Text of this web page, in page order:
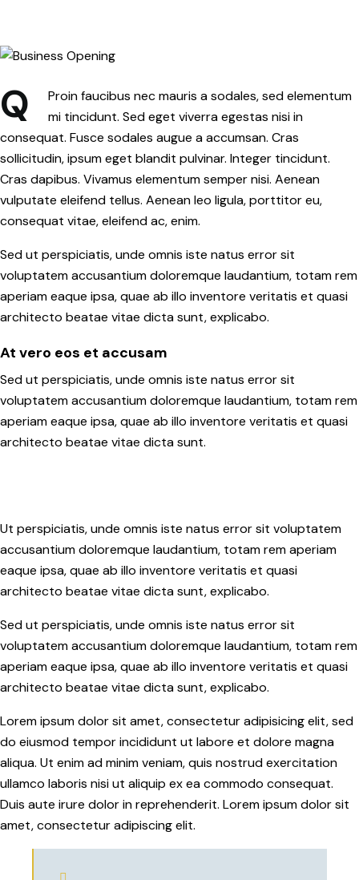
Q
Proin faucibus nec mauris a sodales, sed elementum
mi tincidunt. Sed eget viverra egestas nisi in
consequat. Fusce sodales augue a accumsan. Cras
sollicitudin, ipsum eget blandit pulvinar. Integer tincidunt.
Cras dapibus. Vivamus elementum semper nisi. Aenean
vulputate eleifend tellus. Aenean leo ligula, porttitor eu,
consequat vitae, eleifend ac, enim.
Sed ut perspiciatis, unde omnis iste natus error sit
voluptatem accusantium doloremque laudantium, totam rem
aperiam eaque ipsa, quae ab illo inventore veritatis et quasi
architecto beatae vitae dicta sunt, explicabo.
At vero eos et accusam
Sed ut perspiciatis, unde omnis iste natus error sit
voluptatem accusantium doloremque laudantium, totam rem
aperiam eaque ipsa, quae ab illo inventore veritatis et quasi
architecto beatae vitae dicta sunt.
Ut perspiciatis, unde omnis iste natus error sit voluptatem
accusantium doloremque laudantium, totam rem aperiam
eaque ipsa, quae ab illo inventore veritatis et quasi
architecto beatae vitae dicta sunt, explicabo.
Sed ut perspiciatis, unde omnis iste natus error sit
voluptatem accusantium doloremque laudantium, totam rem
aperiam eaque ipsa, quae ab illo inventore veritatis et quasi
architecto beatae vitae dicta sunt, explicabo.
Lorem ipsum dolor sit amet, consectetur adipisicing elit, sed
do eiusmod tempor incididunt ut labore et dolore magna
aliqua. Ut enim ad minim veniam, quis nostrud exercitation
ullamco laboris nisi ut aliquip ex ea commodo consequat.
Duis aute irure dolor in reprehenderit. Lorem ipsum dolor sit
amet, consectetur adipiscing elit.